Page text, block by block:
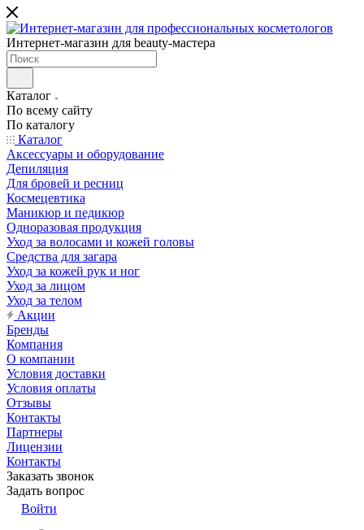
Интернет-магазин для beauty-мастера
Каталог
По всему сайту
По каталогу
Каталог
Аксессуары и оборудование
Депиляция
Для бровей и ресниц
Космецевтика
Маникюр и педикюр
Одноразовая продукция
Уход за волосами и кожей головы
Средства для загара
Уход за кожей рук и ног
Уход за лицом
Уход за телом
Акции
Бренды
Компания
О компании
Условия доставки
Условия оплаты
Отзывы
Контакты
Партнеры
Лицензии
Контакты
Заказать звонок
Задать вопрос
Войти